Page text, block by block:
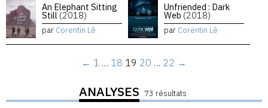
An Elephant Sitting
Still (2018)
par Corentin Lê
Unfriended : Dark
Web (2018)
par Corentin Lê
← 1 … 18 19 20 … 22 →
ANALYSES 73 résultats